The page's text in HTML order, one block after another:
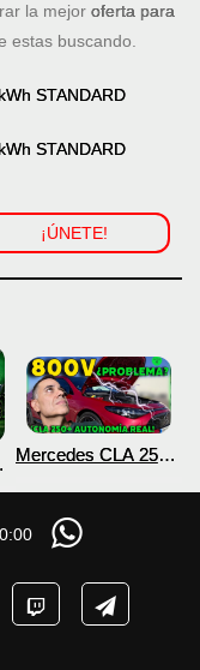
la mejor oferta para
estas buscando.
STANDARD
STANDARD
¡ÚNETE!
Mercedes CLA 250+
COCHE que NO lo
necesita? PRUEBA
de AUTONOMÍA